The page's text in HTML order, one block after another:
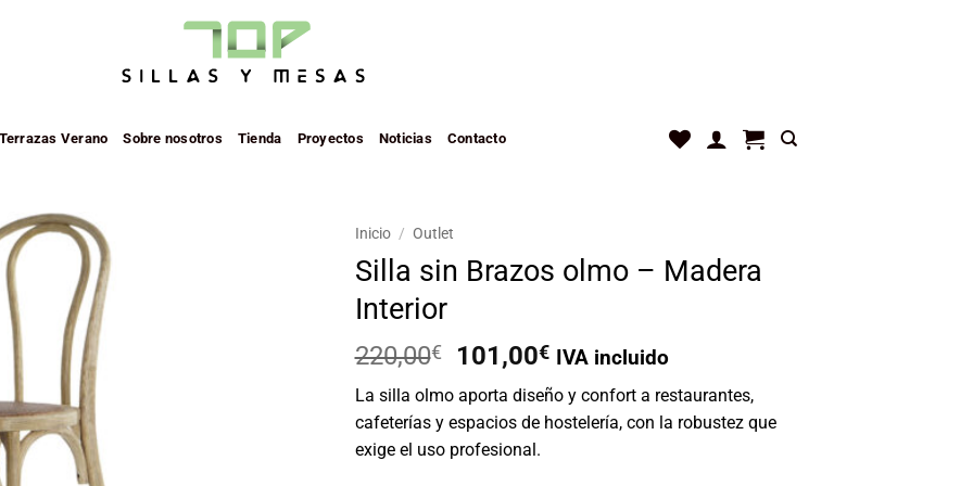
Verano Sobre nosotros Tienda Proyectos Noticias Contacto
Inicio / Outlet
Silla sin Brazos olmo – Madera
Interior
220,00€
El
precio
original
era:
220,00€.
101,00€El
precio
actual
es:
IVA incluido
La silla olmo aporta diseño y confort a restaurantes,
cafeterías y espacios de hostelería, con la robustez que
exige el uso profesional.